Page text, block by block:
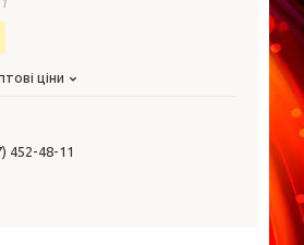
ціни
452-48-11